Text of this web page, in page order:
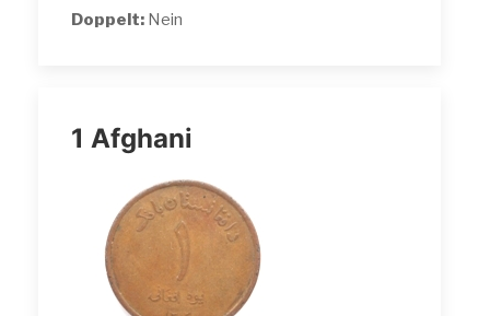
Doppelt: Nein
1 Afghani